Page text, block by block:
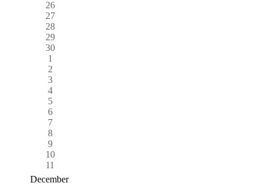
26
27
28
29
30
1
2
3
4
5
6
7
8
9
10
11
December